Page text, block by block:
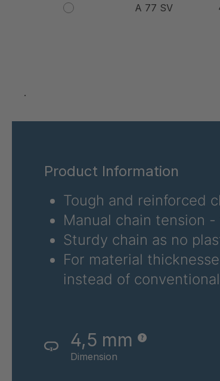
A 77 SV
A 82 SV
A-SV 02280
A 74 SV
A 55 SV
A 56 SV
A 83 SV
.
Product Information
Tough and reinforced
Manual chain tension
Sturdy chain as no
For material
instead of
4,5 mm
Dimension